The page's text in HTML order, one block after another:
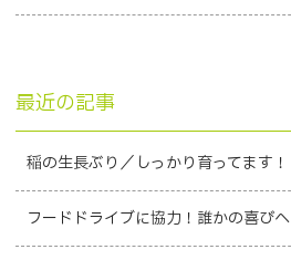
最近の記事
稲の生長ぶり／しっかり育ってます！
フードドライブに協力！誰かの喜びへ